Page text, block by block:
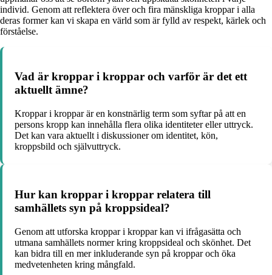
individ. Genom att reflektera över och fira mänskliga kroppar i alla
deras former kan vi skapa en värld som är fylld av respekt, kärlek och
förståelse.
Vad är kroppar i kroppar och varför är det ett
aktuellt ämne?
Kroppar i kroppar är en konstnärlig term som syftar på att en
persons kropp kan innehålla flera olika identiteter eller uttryck.
Det kan vara aktuellt i diskussioner om identitet, kön,
kroppsbild och självuttryck.
Hur kan kroppar i kroppar relatera till
samhällets syn på kroppsideal?
Genom att utforska kroppar i kroppar kan vi ifrågasätta och
utmana samhällets normer kring kroppsideal och skönhet. Det
kan bidra till en mer inkluderande syn på kroppar och öka
medvetenheten kring mångfald.